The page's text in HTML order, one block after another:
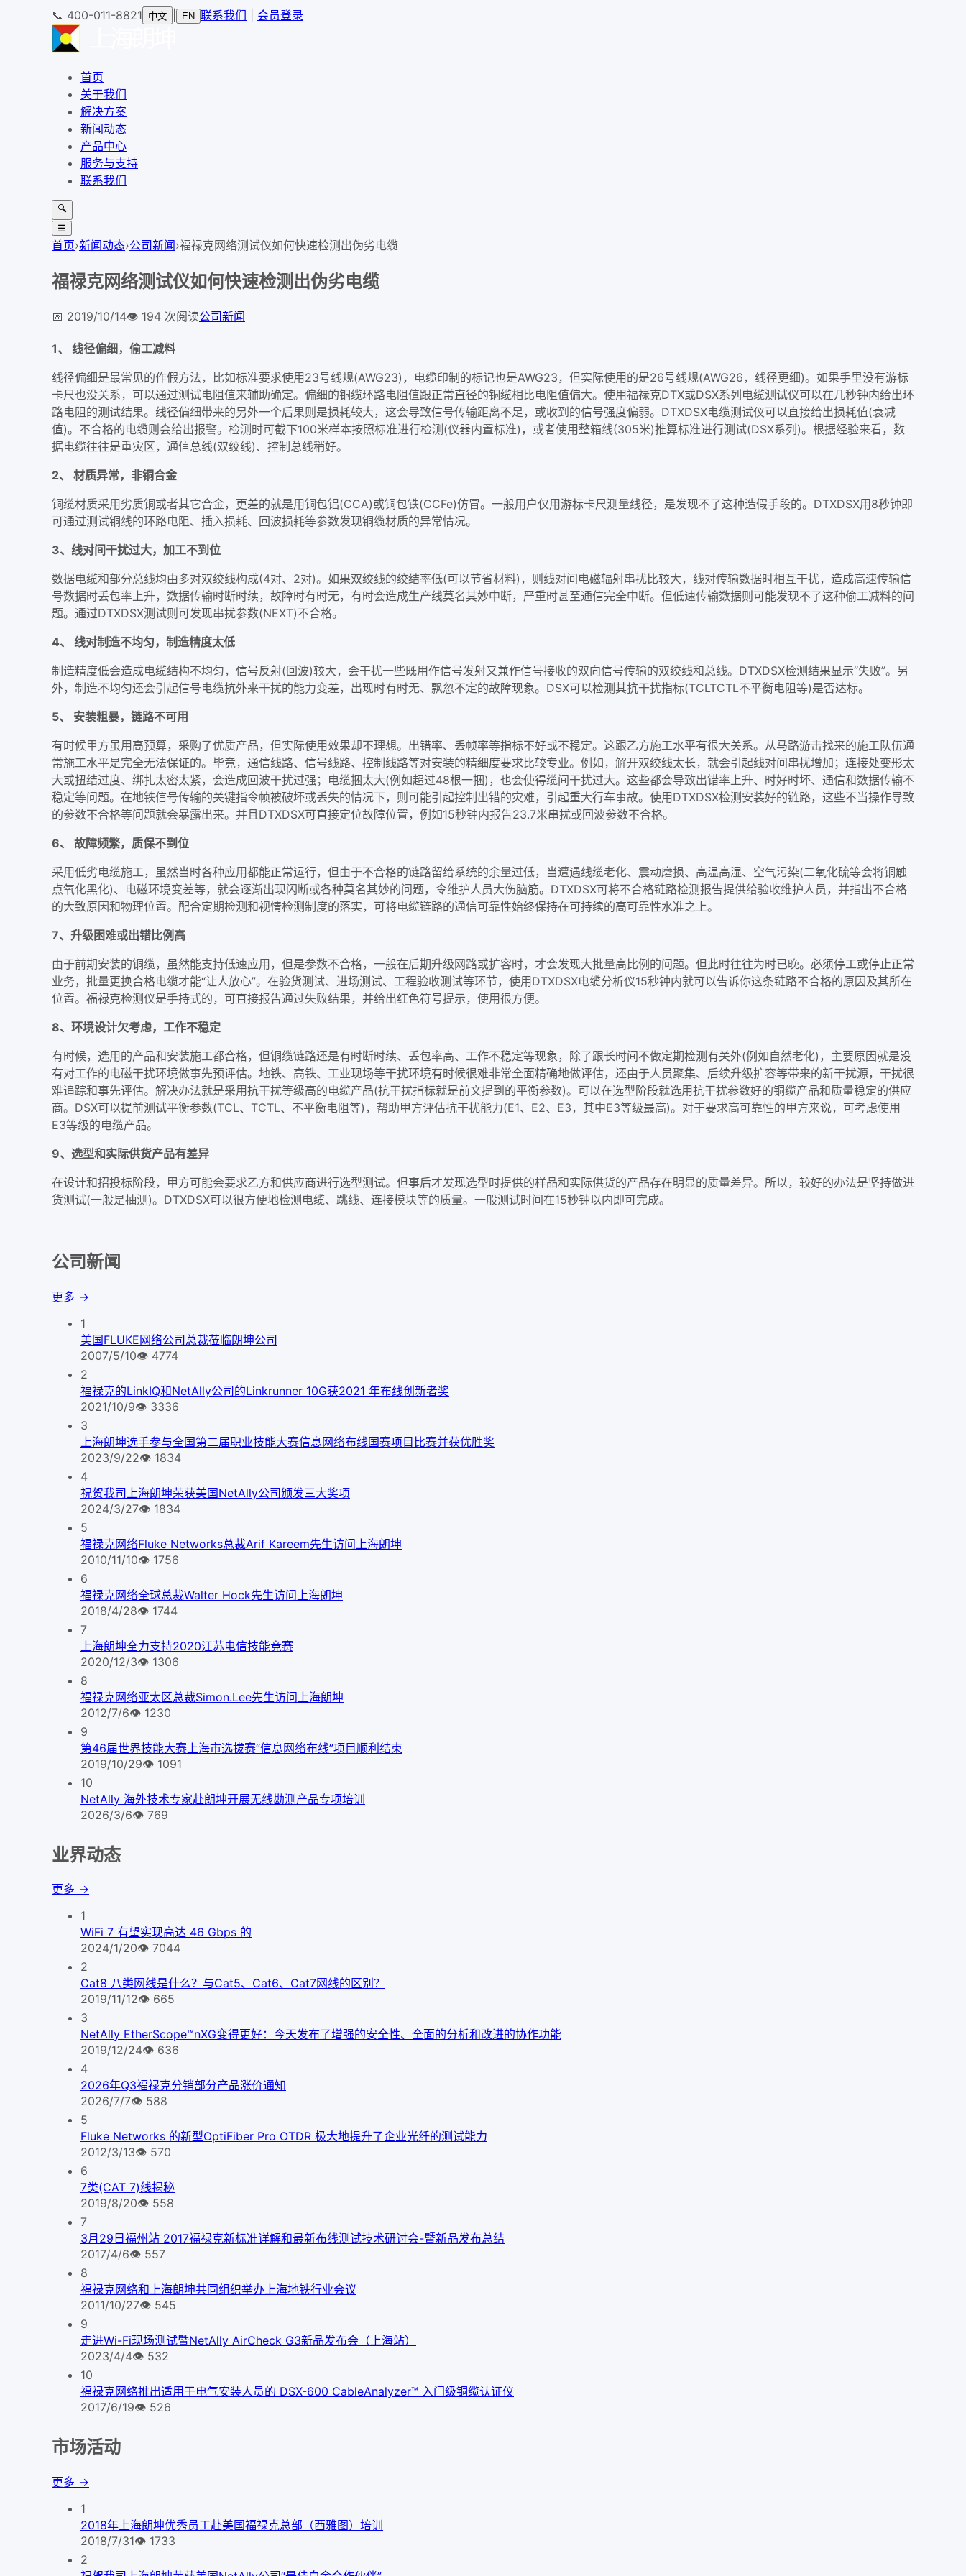
📞 400-011-8821 中文 EN 联系我们 会员登录
首页
关于我们
解决方案
新闻动态
产品中心
服务与支持
联系我们
🔍
☰
首页›新闻动态›公司新闻›福禄克网络测试仪如何快速检测出伪劣电缆
福禄克网络测试仪如何快速检测出伪劣电缆
📅 2019/10/14👁️ 194 次阅读公司新闻
1、 线径偏细，偷工减料
线径偏细是最常见的作假方法，比如标准要求使用23号线规(AWG23)，电缆印制的标记也是AWG23，但实际使用的是26号线规(AWG26，线径更细)。如果手里没有游标
卡尺也没关系，可以通过测试电阻值来辅助确定。偏细的铜缆环路电阻值跟正常直径的铜缆相比电阻值偏大。使用福禄克DTX或DSX系列电缆测试仪可以在几秒钟内给出环
路电阻的测试结果。线径偏细带来的另外一个后果则是损耗较大，这会导致信号传输距离不足，或收到的信号强度偏弱。DTXDSX电缆测试仪可以直接给出损耗值(衰减
值)。不合格的电缆则会给出报警。检测时可截下100米样本按照标准进行检测(仪器内置标准)，或者使用整箱线(305米)推算标准进行测试(DSX系列)。根据经验来看，数
据电缆往往是重灾区，通信总线(双绞线)、控制总线稍好。
2、 材质异常，非铜合金
铜缆材质采用劣质铜或者其它合金，更差的就是用铜包铝(CCA)或铜包铁(CCFe)仿冒。一般用户仅用游标卡尺测量线径，是发现不了这种造假手段的。DTXDSX用8秒钟即
可通过测试铜线的环路电阻、 插入损耗、 回波损耗等参数发现铜缆材质的异常情况。
3、线对间干扰过大，加工不到位
数据电缆和部分总线均由多对双绞线构成(4对、2对)。如果双绞线的绞结率低(可以节省材料)，则线对间电磁辐射串扰比较大，线对传输数据时相互干扰，造成高速传输信
号数据时丢包率上升，数据传输时断时续，故障时有时无，有时会造成生产线莫名其妙中断，严重时甚至通信完全中断。但低速传输数据则可能发现不了这种偷工减料的问
题。通过DTXDSX测试则可发现串扰参数(NEXT)不合格。
4、 线对制造不均匀，制造精度太低
制造精度低会造成电缆结构不均匀，信号反射(回波)较大，会干扰一些既用作信号发射又兼作信号接收的双向信号传输的双绞线和总线。DTXDSX检测结果显示“失败”。另
外，制造不均匀还会引起信号电缆抗外来干扰的能力变差，出现时有时无、飘忽不定的故障现象。DSX可以检测其抗干扰指标(TCLTCTL不平衡电阻等)是否达标。
5、 安装粗暴，链路不可用
有时候甲方虽用高预算，采购了优质产品，但实际使用效果却不理想。出错率、丢帧率等指标不好或不稳定。这跟乙方施工水平有很大关系。从马路游击找来的施工队伍通
常施工水平是完全无法保证的。毕竟，通信线路、信号线路、控制线路等对安装的精细度要求比较专业。例如，解开双绞线太长，就会引起线对间串扰增加；连接处变形太
大或扭结过度、绑扎太密太紧，会造成回波干扰过强；电缆捆太大(例如超过48根一捆)，也会使得缆间干扰过大。这些都会导致出错率上升、时好时坏、通信和数据传输不
稳定等问题。在地铁信号传输的关键指令帧被破坏或丢失的情况下，则可能引起控制出错的灾难，引起重大行车事故。使用DTXDSX检测安装好的链路，这些不当操作导致
的参数不合格等问题就会暴露出来。并且DTXDSX可直接定位故障位置，例如15秒钟内报告23.7米串扰或回波参数不合格。
6、 故障频繁，质保不到位
采用低劣电缆施工，虽然当时各种应用都能正常运行，但由于不合格的链路留给系统的余量过低，当遭遇线缆老化、震动磨损、高温高湿、空气污染(二氧化硫等会将铜触
点氧化黑化)、电磁环境变差等，就会逐渐出现闪断或各种莫名其妙的问题，令维护人员大伤脑筋。DTXDSX可将不合格链路检测报告提供给验收维护人员，并指出不合格
的大致原因和物理位置。配合定期检测和视情检测制度的落实，可将电缆链路的通信可靠性始终保持在可持续的高可靠性水准之上。
7、升级困难或出错比例高
由于前期安装的铜缆，虽然能支持低速应用，但是参数不合格，一般在后期升级网路或扩容时，才会发现大批量高比例的问题。但此时往往为时已晚。必须停工或停止正常
业务，批量更换合格电缆才能“让人放心”。在验货测试、进场测试、工程验收测试等环节，使用DTXDSX电缆分析仪15秒钟内就可以告诉你这条链路不合格的原因及其所在
位置。福禄克检测仪是手持式的，可直接报告通过失败结果，并给出红色符号提示，使用很方便。
8、环境设计欠考虑，工作不稳定
有时候，选用的产品和安装施工都合格，但铜缆链路还是有时断时续、丢包率高、工作不稳定等现象，除了跟长时间不做定期检测有关外(例如自然老化)，主要原因就是没
有对工作的电磁干扰环境做事先预评估。地铁、高铁、工业现场等干扰环境有时候很难非常全面精确地做评估，还由于人员聚集、后续升级扩容等带来的新干扰源，干扰很
难追踪和事先评估。解决办法就是采用抗干扰等级高的电缆产品(抗干扰指标就是前文提到的平衡参数)。可以在选型阶段就选用抗干扰参数好的铜缆产品和质量稳定的供应
商。DSX可以提前测试平衡参数(TCL、TCTL、不平衡电阻等)，帮助甲方评估抗干扰能力(E1、E2、E3，其中E3等级最高)。对于要求高可靠性的甲方来说，可考虑使用
E3等级的电缆产品。
9、选型和实际供货产品有差异
在设计和招投标阶段，甲方可能会要求乙方和供应商进行选型测试。但事后才发现选型时提供的样品和实际供货的产品存在明显的质量差异。所以，较好的办法是坚持做进
货测试(一般是抽测)。DTXDSX可以很方便地检测电缆、跳线、连接模块等的质量。一般测试时间在15秒钟以内即可完成。
公司新闻
更多 →
1
美国FLUKE网络公司总裁莅临朗坤公司
2007/5/10👁 4774
2
福禄克的LinkIQ和NetAlly公司的Linkrunner 10G获2021 年布线创新者奖
2021/10/9👁 3336
3
上海朗坤选手参与全国第二届职业技能大赛信息网络布线国赛项目比赛并获优胜奖
2023/9/22👁 1834
4
祝贺我司上海朗坤荣获美国NetAlly公司颁发三大奖项
2024/3/27👁 1834
5
福禄克网络Fluke Networks总裁Arif Kareem先生访问上海朗坤
2010/11/10👁 1756
6
福禄克网络全球总裁Walter Hock先生访问上海朗坤
2018/4/28👁 1744
7
上海朗坤全力支持2020江苏电信技能竞赛
2020/12/3👁 1306
8
福禄克网络亚太区总裁Simon.Lee先生访问上海朗坤
2012/7/6👁 1230
9
第46届世界技能大赛上海市选拔赛“信息网络布线”项目顺利结束
2019/10/29👁 1091
10
NetAlly 海外技术专家赴朗坤开展无线勘测产品专项培训
2026/3/6👁 769
业界动态
更多 →
1
WiFi 7 有望实现高达 46 Gbps 的
2024/1/20👁 7044
2
Cat8 八类网线是什么？与Cat5、Cat6、Cat7网线的区别？
2019/11/12👁 665
3
NetAlly EtherScope™nXG变得更好：今天发布了增强的安全性、全面的分析和改进的协作功能
2019/12/24👁 636
4
2026年Q3福禄克分销部分产品涨价通知
2026/7/7👁 588
5
Fluke Networks 的新型OptiFiber Pro OTDR 极大地提升了企业光纤的测试能力
2012/3/13👁 570
6
7类(CAT 7)线揭秘
2019/8/20👁 558
7
3月29日福州站 2017福禄克新标准详解和最新布线测试技术研讨会-暨新品发布总结
2017/4/6👁 557
8
福禄克网络和上海朗坤共同组织举办上海地铁行业会议
2011/10/27👁 545
9
走进Wi-Fi现场测试暨NetAlly AirCheck G3新品发布会（上海站）
2023/4/4👁 532
10
福禄克网络推出适用于电气安装人员的 DSX-600 CableAnalyzer™ 入门级铜缆认证仪
2017/6/19👁 526
市场活动
更多 →
1
2018年上海朗坤优秀员工赴美国福禄克总部（西雅图）培训
2018/7/31👁 1733
2